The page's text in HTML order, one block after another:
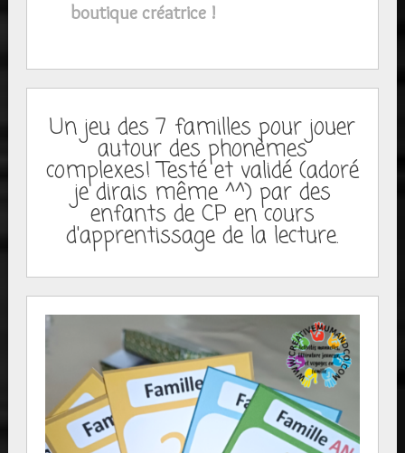
boutique créatrice !
Un jeu des 7 familles pour jouer
autour des phonèmes
complexes! Testé et validé (adoré
je dirais même ^^) par des
enfants de CP en cours
d'apprentissage de la lecture.